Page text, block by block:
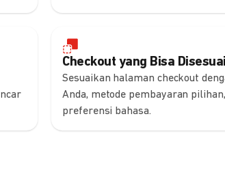
Checkout yang Bisa
Sesuaikan halaman checkout
Anda, metode pembayaran
preferensi bahasa.